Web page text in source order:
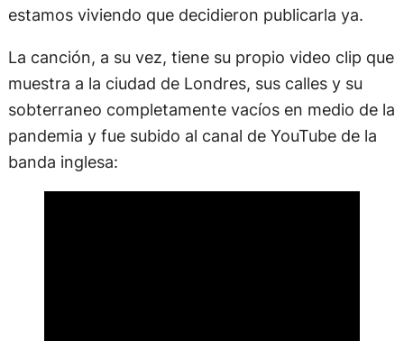
pandemia y fue subido al canal de YouTube de la